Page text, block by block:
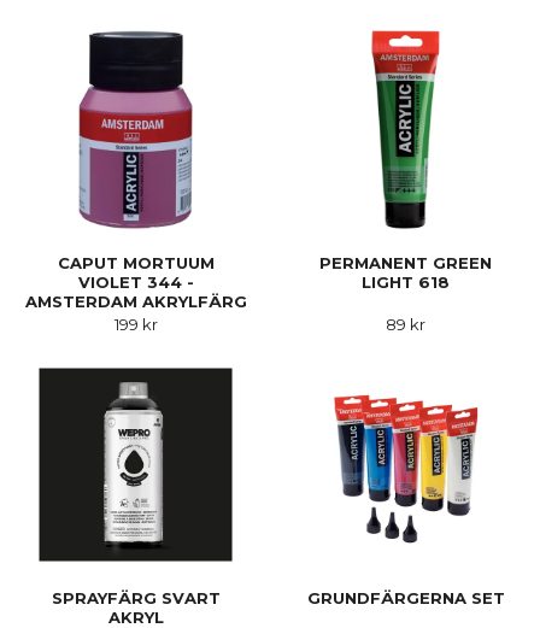
CAPUT MORTUUM
VIOLET 344 -
AMSTERDAM AKRYLFÄRG
500 ML
199 kr
PERMANENT GREEN
LIGHT 618
89 kr
SPRAYFÄRG SVART
AKRYL
GRUNDFÄRGERNA SET